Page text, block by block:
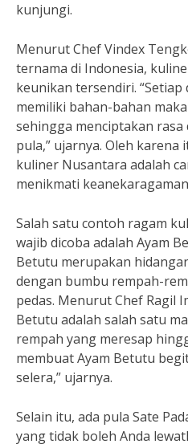
kunjungi.
Menurut Chef Vindex
ternama di Indonesia,
keunikan tersendiri.
memiliki bahan-bahan
sehingga menciptakan
pula,” ujarnya. Oleh karena
kuliner Nusantara adalah
menikmati
Salah satu contoh ragam
wajib dicoba adalah Ayam
Betutu merupakan
dengan bumbu rempah-
pedas. Menurut Chef Ragil
Betutu adalah salah satu
rempah yang meresap
membuat Ayam Betutu
selera,” ujarnya.
Selain itu, ada pula Sate
yang tidak boleh Anda